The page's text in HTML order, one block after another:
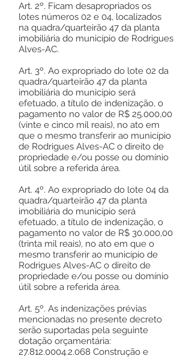
Art. 2º. Ficam desapropriados os
lotes números 02 e 04, localizados
na quadra/quarteirão 47 da planta
imobiliária do município de Rodrigues
Alves-AC.
Art. 3º. Ao expropriado do lote 02 da
quadra/quarteirão 47 da planta
imobiliária do município será
efetuado, a título de indenização, o
pagamento no valor de R$ 25.000,00
(vinte e cinco mil reais), no ato em
que o mesmo transferir ao município
de Rodrigues Alves-AC o direito de
propriedade e/ou posse ou domínio
útil sobre a referida área.
Art. 4º. Ao expropriado do lote 04 da
quadra/quarteirão 47 da planta
imobiliária do município será
efetuado, a título de indenização, o
pagamento no valor de R$ 30.000,00
(trinta mil reais), no ato em que o
mesmo transferir ao município de
Rodrigues Alves-AC o direito de
propriedade e/ou posse ou domínio
útil sobre a referida área.
Art. 5º. As indenizações prévias
mencionadas no presente decreto
serão suportadas pela seguinte
dotação orçamentária:
27.812.0004.2.068 Construção e